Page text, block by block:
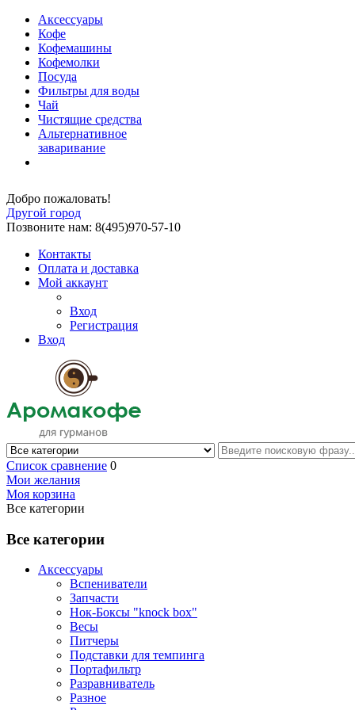
Аксессуары
Кофе
Кофемашины
Кофемолки
Посуда
Фильтры для воды
Чай
Чистящие средства
Альтернативное
заваривание
Добро пожаловать!
Другой город
Позвоните нам: 8(495)970-57-10
Контакты
Оплата и доставка
Мой аккаунт
Вход
Регистрация
Вход
Список сравнение 0
Мои желания
Моя корзина
Все категории
Все категории
Аксессуары
Вспениватели
Запчасти
Нок-Боксы "knock box"
Весы
Питчеры
Подставки для темпинга
Портафильтр
Разравниватель
Разное